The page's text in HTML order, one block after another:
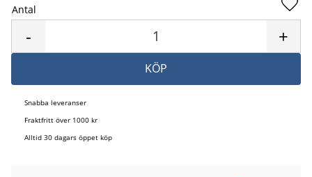
Antal
+
-
KÖP
Snabba leveranser
Fraktfritt över 1000 kr
Alltid 30 dagars öppet köp